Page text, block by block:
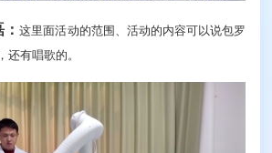
：这里面活动的范围、活动的内容可以说包罗
还有唱歌的。